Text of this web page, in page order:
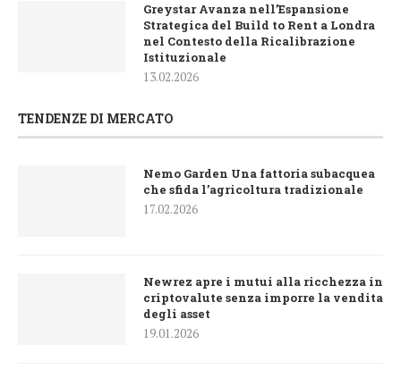
Greystar Avanza nell’Espansione
Strategica del Build to Rent a Londra
nel Contesto della Ricalibrazione
Istituzionale
13.02.2026
TENDENZE DI MERCATO
Nemo Garden Una fattoria subacquea
che sfida l’agricoltura tradizionale
17.02.2026
Newrez apre i mutui alla ricchezza in
criptovalute senza imporre la vendita
degli asset
19.01.2026